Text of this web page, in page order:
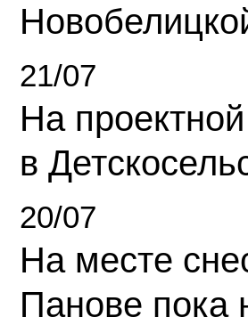
21/07
На
в
20/07
На месте
Панове пока